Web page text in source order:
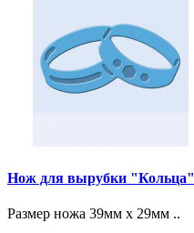
Нож для вырубки "Кольца"
Размер ножа 39мм х 29мм ..